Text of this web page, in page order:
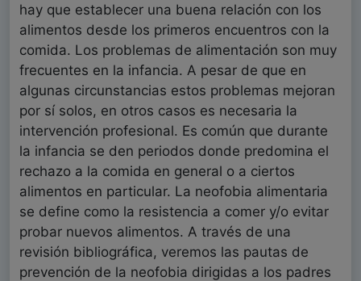
hay que establecer una buena relación con los
alimentos desde los primeros encuentros con la
comida. Los problemas de alimentación son muy
frecuentes en la infancia. A pesar de que en
algunas circunstancias estos problemas mejoran
por sí solos, en otros casos es necesaria la
intervención profesional. Es común que durante
la infancia se den periodos donde predomina el
rechazo a la comida en general o a ciertos
alimentos en particular. La neofobia alimentaria
se define como la resistencia a comer y/o evitar
probar nuevos alimentos. A través de una
revisión bibliográfica, veremos las pautas de
prevención de la neofobia dirigidas a los padres